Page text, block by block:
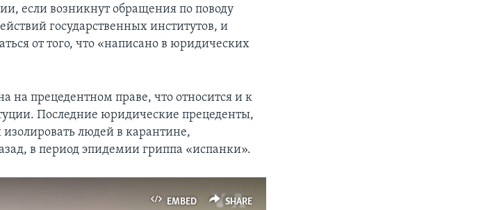
если возникнут обращения по поводу
государственных институтов, и
от того, что «написано в юридических
прецедентном праве, что относится и к
Последние юридические прецеденты,
людей в карантине,
в период эпидемии гриппа «испанки».
EMBED SHARE